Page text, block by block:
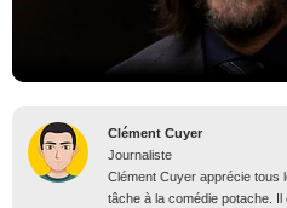
Clément Cuyer
Journaliste
Clément Cuyer apprécie tous
tâche à la comédie potache. Il